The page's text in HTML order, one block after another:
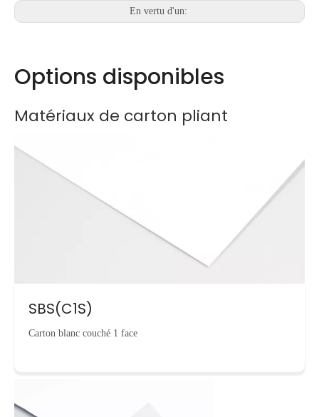
En vertu d'un:
Options disponibles
Matériaux de carton pliant
SBS(C1S)
Carton blanc couché 1 face